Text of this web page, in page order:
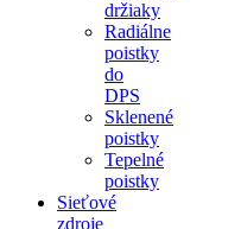
držiaky
Radiálne
poistky
do
DPS
Sklenené
poistky
Tepelné
poistky
Sieťové
zdroje